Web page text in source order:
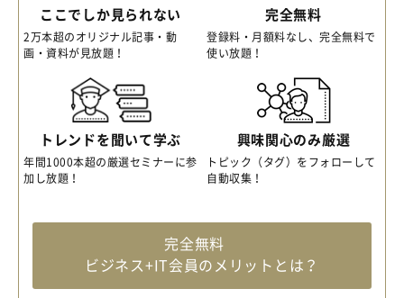
ここでしか見られない
2万本超のオリジナル記事・動
画・資料が見放題！
完全無料
登録料・月額料なし、完全無料で
使い放題！
トレンドを聞いて学ぶ
年間1000本超の厳選セミナーに参
加し放題！
興味関心のみ厳選
トピック（タグ）をフォローして
自動収集！
完全無料
ビジネス+IT会員のメリットとは？